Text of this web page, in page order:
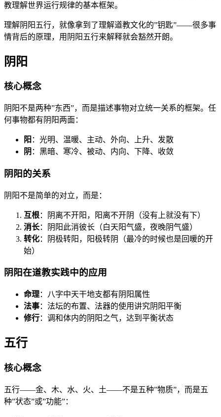
教理解世界运行规律的基本框架。
理解阴阳五行，就像拿到了理解道教文化的”钥匙”——很多事
情背后的原理，用阴阳五行来解释就会豁然开朗。
阴阳
核心概念
阴阳不是两种”东西”，而是描述事物对立统一关系的框架。任
何事物都有阴阳两面：
阳 ：光明、温暖、主动、外向、上升、发散
阴 ：黑暗、寒冷、被动、内向、下降、收敛
阴阳的关系
阴阳不是简单的对立，而是：
互根：阴离不开阳，阳离不开阴（没有上就没有下）
消长：阴阳此消彼长（白天阳气盛，夜晚阴气盛）
转化：阴极转阳，阳极转阴（最冷的时候也是回暖的开
始）
阴阳在道教实践中的应用
命理：八字中天干地支都有阴阳属性
法事：法坛的布置、法器的使用讲究阴阳平衡
修行：调和体内的阴阳之气，达到平衡状态
五行
核心概念
五行——金、木、水、火、土——不是五种”物质”，而是五
种”状态”或”功能”：